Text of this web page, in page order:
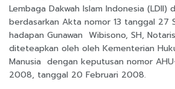
Lembaga Dakwah Islam Indonesia (LDII)
berdasarkan Akta nomor 13 tanggal
hadapan Gunawan Wibisono, SH,
diteteapkan oleh oleh Kementerian
Manusia dengan keputusan nomor
2008, tanggal 20 Februari 2008.